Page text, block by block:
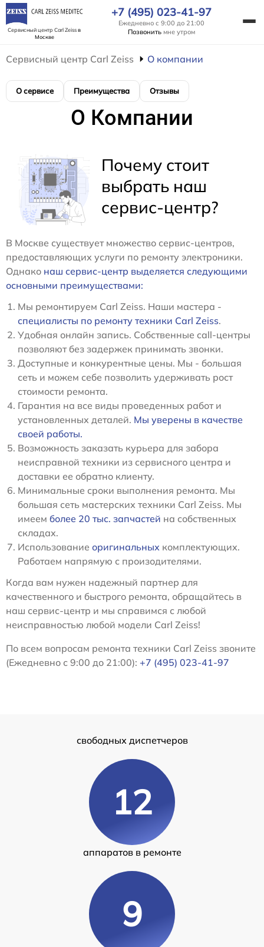
Сервисный центр Carl Zeissв
Москве
+7 (495) 023-41-97
Ежедневно с 9:00 до 21:00
Позвонить мне утром
Сервисный центр Carl Zeiss О компании
О сервисе Преимущества Отзывы
О Компании
Почему стоит
выбрать наш
сервис-центр?
В Москве существует множество сервис-центров,
предоставляющих услуги по ремонту электроники.
Однако наш сервис-центр выделяется следующими
основными преимуществами:
Мы ремонтируем Carl Zeiss. Наши мастера -
специалисты по ремонту техники Carl Zeiss.
Удобная онлайн запись. Собственные call-центры
позволяют без задержек принимать звонки.
Доступные и конкурентные цены. Мы - большая
сеть и можем себе позволить удерживать рост
стоимости ремонта.
Гарантия на все виды проведенных работ и
установленных деталей. Мы уверены в качестве
своей работы.
Возможность заказать курьера для забора
неисправной техники из сервисного центра и
доставки ее обратно клиенту.
Минимальные сроки выполнения ремонта. Мы
большая сеть мастерских техники Carl Zeiss. Мы
имеем более 20 тыс. запчастей на собственных
складах.
Использование оригинальных комплектующих.
Работаем напрямую с произодителями.
Когда вам нужен надежный партнер для
качественного и быстрого ремонта, обращайтесь в
наш сервис-центр и мы справимся с любой
неисправностью любой модели Carl Zeiss!
По всем вопросам ремонта техники Carl Zeiss звоните
(Ежедневно с 9:00 до 21:00): +7 (495) 023-41-97
свободных диспетчеров
12
аппаратов в ремонте
9